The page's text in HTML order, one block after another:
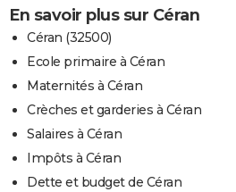
En savoir plus sur Céran
Céran (32500)
Ecole primaire à Céran
Maternités à Céran
Crèches et garderies à Céran
Salaires à Céran
Impôts à Céran
Dette et budget de Céran